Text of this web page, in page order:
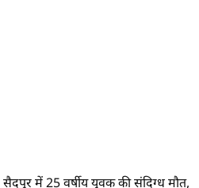
सैदपुर में 25 वर्षीय युवक की संदिग्ध मौत,